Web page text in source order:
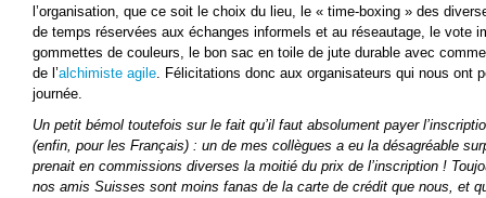
l’organisation, que ce soit le choix du lieu, le « time-boxing » des
de temps réservées aux échanges informels et au réseautage, le vote
gommettes de couleurs, le bon sac en toile de jute durable avec
de l’alchimiste agile. Félicitations donc aux organisateurs qui nous ont
journée.
Un petit bémol toutefois sur le fait qu’il faut absolument payer
(enfin, pour les Français) : un de mes collègues a eu la désagréable
prenait en commissions diverses la moitié du prix de l’inscription !
nos amis Suisses sont moins fanas de la carte de crédit que nous, et